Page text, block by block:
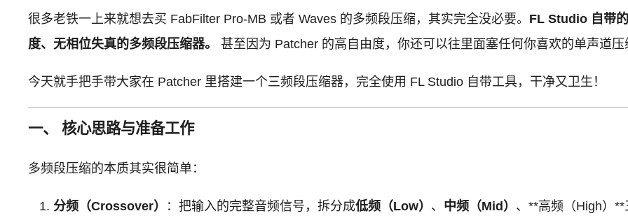
很多老铁一上来就想去买 FabFilter Pro-MB 或者 Waves 的多频段压缩，其实完全没必要。 FL Studio 自带
度、无相位失真的多频段压缩器。
甚至因为 Patcher 的高自由度，你还可以往里面塞任何你喜欢的单声道压
今天就手把手带大家在 Patcher 里搭建一个三频段压缩器，完全使用 FL Studio 自带工具，干净又卫生！
一、 核心思路与准备工作
多频段压缩的本质其实很简单：
分频（Crossover） ：把输入的完整音频信号，拆分成低频（Low） 、 中频（Mid） 、**高频（High）**